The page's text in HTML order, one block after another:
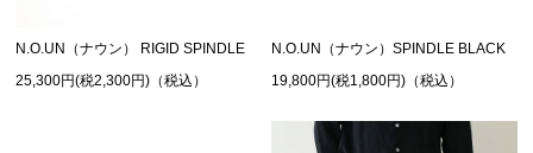
N.O.UN（ナウン） RIGID SPINDLE
25,300円(税2,300円)（税込）
N.O.UN（ナウン）SPINDLE BLACK
19,800円(税1,800円)（税込）